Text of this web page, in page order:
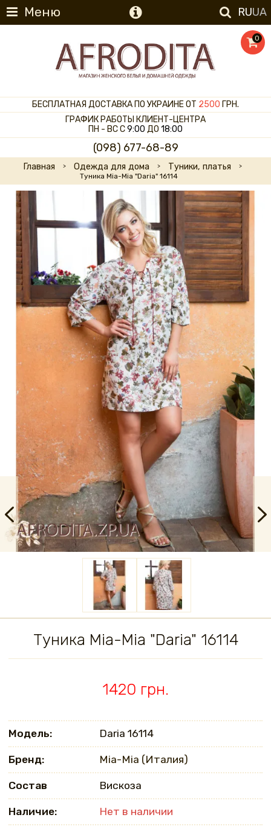
Меню RUUA
0
БЕСПЛАТНАЯ ДОСТАВКА ПО УКРАИНЕ ОТ 2500 ГРН.
ГРАФИК РАБОТЫ КЛИЕНТ-ЦЕНТРА
ПН - ВС С9:00 ДО 18:00
(098) 677-68-89
Главная Одежда для дома Туники, платья
Туника Mia-Mia "Daria" 16114
Туника Mia-Mia "Daria" 16114
1420 грн.
Модель: Daria 16114
Бренд: Mia-Mia (Италия)
Состав Вискоза
Наличие: Нет в наличии